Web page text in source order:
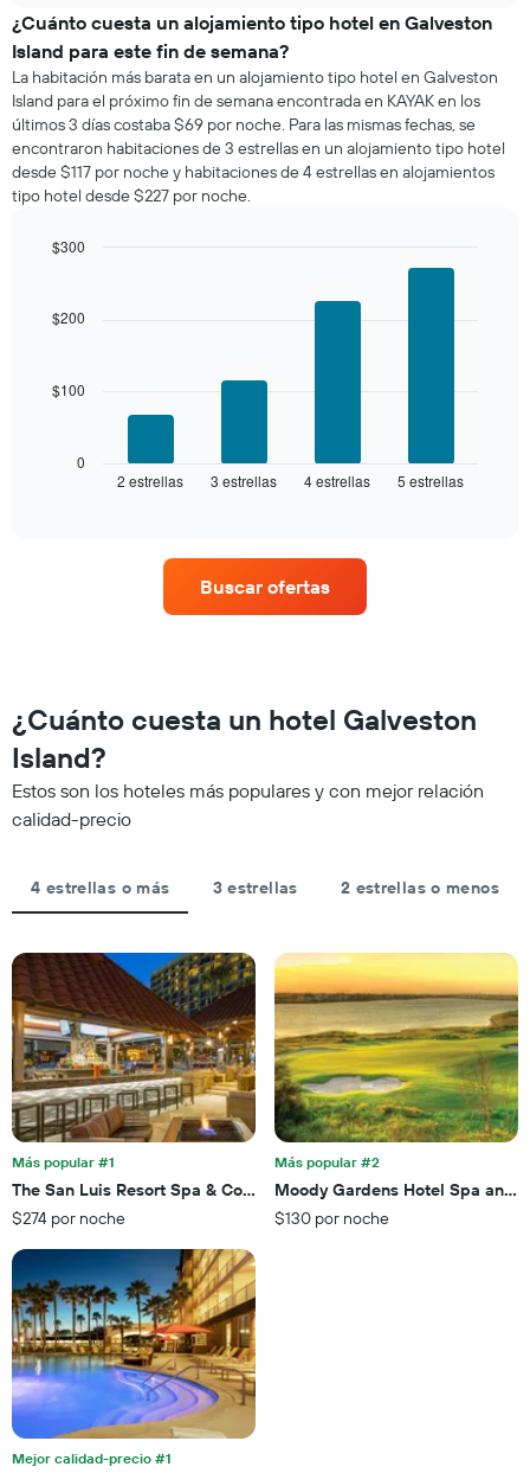
de
una
habitación
para
esta
noche,
calculado
a
partir
los
número
de
gráfico
hoteles
estrellas.
El
gráfico
muestra
X
que
el
precio
promedio
de
una
habitación
para
esta
noche,
calculado
a
partir
de
últimos
3 días
¿Cuánto cuesta un alojamiento tipo hotel en Galveston
Island para este fin de semana?
La habitación más barata en un alojamiento tipo hotel en Galveston
Island para el próximo fin de semana encontrada en KAYAK en los
últimos 3 días costaba $69 por noche. Para las mismas fechas, se
encontraron habitaciones de 3 estrellas en un alojamiento tipo hotel
desde $117 por noche y habitaciones de 4 estrellas en alojamientos
tipo hotel desde $227 por noche.
with
El
muestra
semana,
calculado
a
partir
de
los
y
agrupado
número
de
estrellas
El
gráfico
muestra
1
eje
X
que
indica
las
categorías
de
los
hoteles
por
estrellas.
El
gráfico
muestra
eje
2 estrellas 3 estrellas 4 estrellas 5 estrellas
0
$100
$200
$300
Buscar ofertas
¿Cuánto cuesta un hotel Galveston
Island?
Estos son los hoteles más populares y con mejor relación
calidad-precio
4 estrellas o más 3 estrellas 2 estrellas o menos
Más popular #1
The San Luis Resort Spa & Conference Center
$274 por noche
Más popular #2
Moody Gardens Hotel Spa and
$130 por noche
Mejor calidad-precio #1